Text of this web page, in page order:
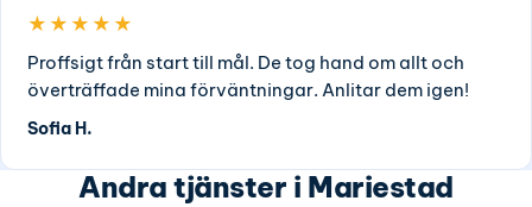
★★★★★
Proffsigt från start till mål. De tog hand om allt och
överträffade mina förväntningar. Anlitar dem igen!
Sofia H.
Andra tjänster i Mariestad